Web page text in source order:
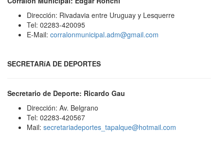
Dirección: Rivadavia entre Uruguay y Lesquerre
Tel: 02283-420095
E-Mail: corralonmunicipal.adm@gmail.com
SECRETARíA DE DEPORTES
Secretario de Deporte: Ricardo Gau
Dirección: Av. Belgrano
Tel: 02283-420567
Mail: secretariadeportes_tapalque@hotmail.com